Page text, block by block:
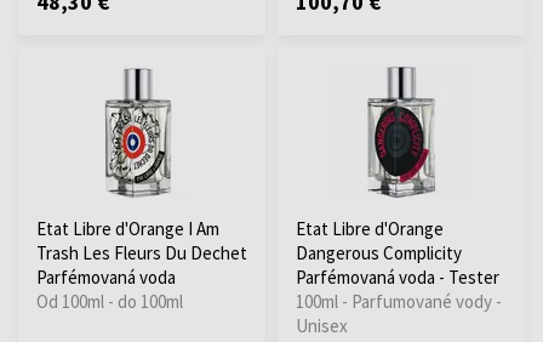
Etat Libre d'Orange I Am
Trash Les Fleurs Du Dechet
Parfémovaná voda
Od 100ml - do 100ml
Etat Libre d'Orange
Dangerous Complicity
Parfémovaná voda - Tester
100ml - Parfumované vody -
Unisex